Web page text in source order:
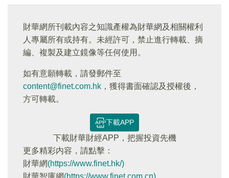
財華網所刊載內容之知識產權為財華網及相關權利
人專屬所有或持有。未經許可，禁止進行轉載、摘
編、複製及建立鏡像等任何使用。
如有意願轉載，請發郵件至
content@finet.com.hk ，獲得書面確認及授權後，
方可轉載。
下載APP
下載財華財經APP，把握投資先機
更多精彩内容，請點擊：
財華網(https://www.finet.hk/)
財華智庫網(https://www.finet.com.cn)